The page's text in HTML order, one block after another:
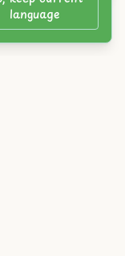
language